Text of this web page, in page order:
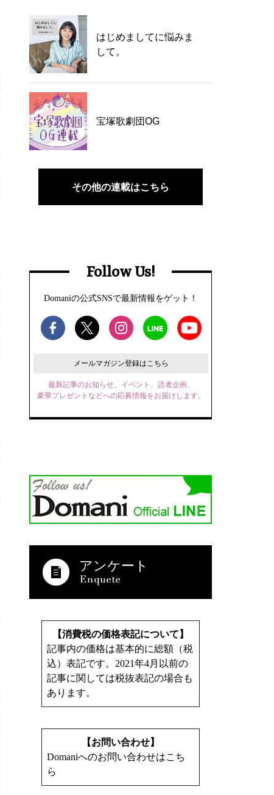
はじめましてに悩みま
して。
宝塚歌劇団OG
その他の連載はこちら
Follow Us!
Domaniの公式SNSで最新情報をゲット！
メールマガジン登録はこちら
最新記事のお知らせ、イベント、読者企画、
豪華プレゼントなどへの応募情報をお届けします。
アンケート
【消費税の価格表記について】
記事内の価格は基本的に総額（税
込）表記です。2021年4月以前の
記事に関しては税抜表記の場合も
あります。
【お問い合わせ】
Domaniへのお問い合わせはこち
ら